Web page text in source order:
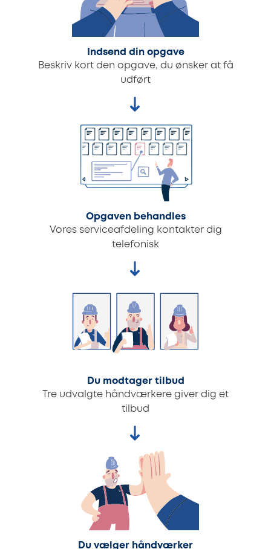
Indsend din opgave
Beskriv kort den opgave, du ønsker at få
udført
Opgaven behandles
Vores serviceafdeling kontakter dig
telefonisk
Du modtager tilbud
Tre udvalgte håndværkere giver dig et
tilbud
Du vælger håndværker